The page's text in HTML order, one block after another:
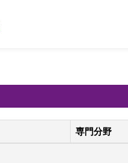
専門分野